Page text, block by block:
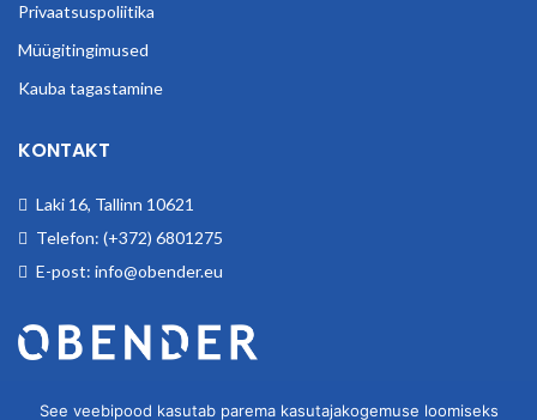
Privaatsuspoliitika
Müügitingimused
Kauba tagastamine
KONTAKT
Laki 16, Tallinn 10621
Telefon: (+372) 6801275
E-post: info@obender.eu
See veebipood kasutab parema kasutajakogemuse loomiseks